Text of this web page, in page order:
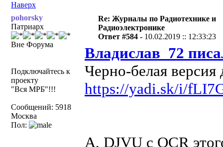
Наверх
pohorsky
Патриарх
Вне Форума
Подключайтесь к
проекту
"Вся МРБ"!!!
Сообщений: 5918
Москва
Пол:
Re: Журналы по Радиотехнике и
Радиоэлектронике
Ответ #584 - 10.02.2019 :: 12:33:23
Владислав_72
Черно-белая
https://yadi.sk/i/
А, DJVU с OCR